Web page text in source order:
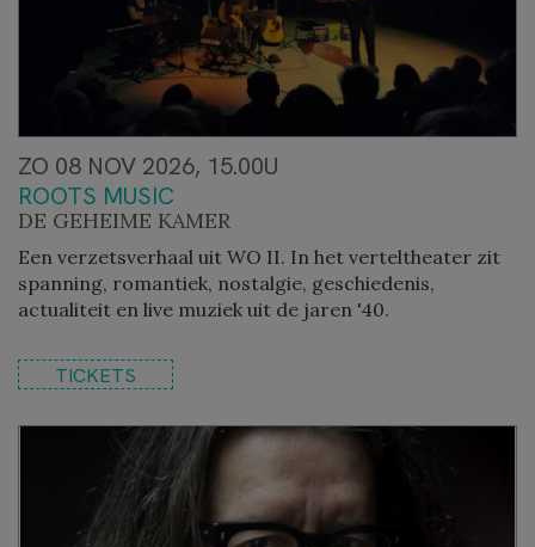
ZO 08 NOV 2026, 15.00U
ROOTS MUSIC
DE GEHEIME KAMER
Een verzetsverhaal uit WO II. In het verteltheater zit
spanning, romantiek, nostalgie, geschiedenis,
actualiteit en live muziek uit de jaren '40.
TICKETS